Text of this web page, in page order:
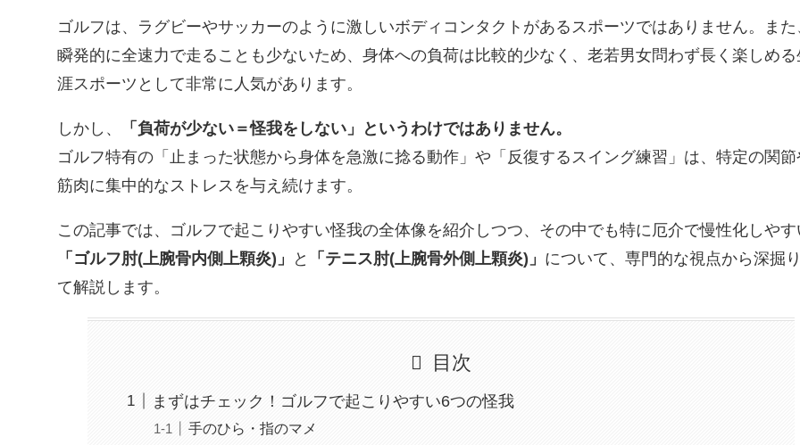
ゴルフは、ラグビーやサッカーのように激しいボディコンタクトがあるスポーツではありません。また
瞬発的に全速力で走ることも少ないため、身体への負荷は比較的少なく、老若男女問わず長く楽しめる
涯スポーツとして非常に人気があります。
しかし、
「負荷が少ない＝怪我をしない」というわけではありません。
ゴルフ特有の「止まった状態から身体を急激に捻る動作」や「反復するスイング練習」は、特定の関節
筋肉に集中的なストレスを与え続けます。
この記事では、ゴルフで起こりやすい怪我の全体像を紹介しつつ、その中でも特に厄介で慢性化しやす
「ゴルフ肘(上腕骨内側上顆炎)」
と 「テニス肘(上腕骨外側上顆炎)」 について、専門的な視点から深掘
て解説します。
目次
まずはチェック！ゴルフで起こりやすい6つの怪我
手のひら・指のマメ